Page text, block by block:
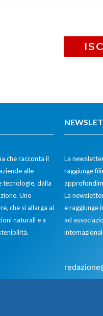
che racconta il
alle
tecnologie, dalla
Uno
che si allarga ai
naturali e a
La
raggiunge
La
e raggiunge
ad